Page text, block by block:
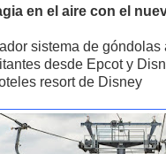
en el aire con el
sistema de
desde Epcot y
resort de Disney